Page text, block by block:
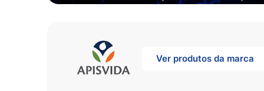
Ver produtos da marca